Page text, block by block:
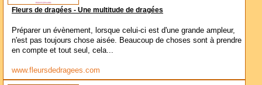
Fleurs de dragées - Une multitude de dragées
Préparer un évènement, lorsque celui-ci est d'une grande ampleur,
n'est pas toujours chose aisée. Beaucoup de choses sont à prendre
en compte et tout seul, cela...
www.fleursdedragees.com